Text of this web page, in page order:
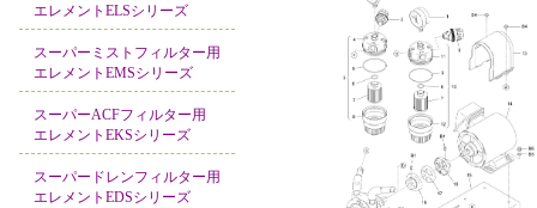
エレメントELSシリーズ
スーパーミストフィルター用
エレメントEMSシリーズ
スーパーACFフィルター用
エレメントEKSシリーズ
スーパードレンフィルター用
エレメントEDSシリーズ